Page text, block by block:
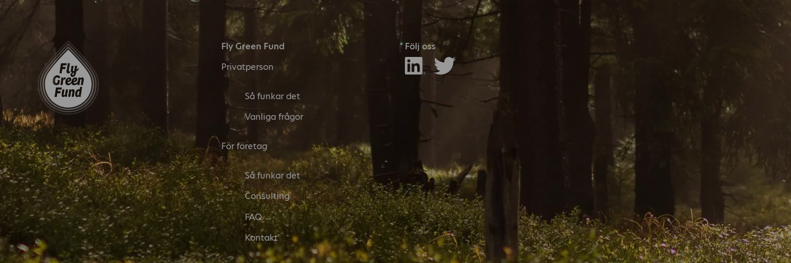
Fly Green Fund
Privatperson
Så funkar det
Vanliga frågor
För företag
Så funkar det
Consulting
FAQ
Kontakt
Följ oss